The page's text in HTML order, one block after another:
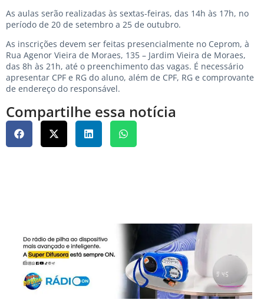
As aulas serão realizadas às sextas-feiras, das 14h às 17h, no
período de 20 de setembro a 25 de outubro.
As inscrições devem ser feitas presencialmente no Ceprom, à
Rua Agenor Vieira de Moraes, 135 – Jardim Vieira de Moraes,
das 8h às 21h, até o preenchimento das vagas. É necessário
apresentar CPF e RG do aluno, além de CPF, RG e comprovante
de endereço do responsável.
Compartilhe essa notícia